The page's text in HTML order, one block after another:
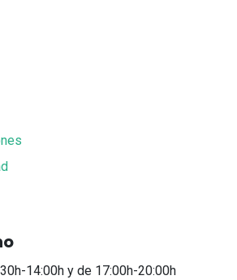
14:00h y de 17:00h-20:00h